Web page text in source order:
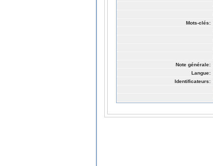
Mots-clés:
Note générale:
Langue:
Identificateurs: